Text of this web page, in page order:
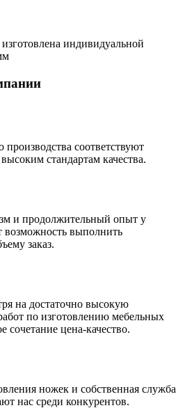
индивидуальной
соответствуют
стандартам качества.
и продолжительный опыт у
возможность выполнить
заказ.
на достаточно высокую
по изготовлению мебельных
сочетание цена-качество.
ножек и собственная служба
нас среди конкурентов.